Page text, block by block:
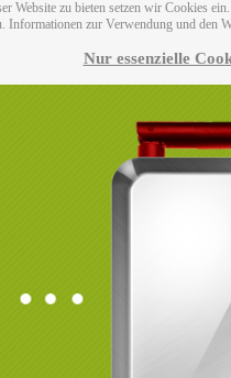
Website zu bieten setzen wir Cookies
Informationen zur Verwendung und den
Nur essenzielle